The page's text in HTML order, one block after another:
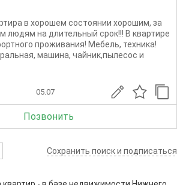
в хорошем состоянии хорошим, за
людям на длительный срок!!! В квартире
проживания! Мебель, техника!
машина, чайник,пылесос и
05.07
Позвонить
Сохранить поиск и подписаться